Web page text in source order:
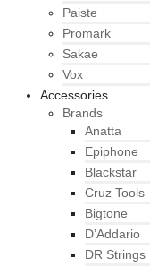
Paiste
Promark
Sakae
Vox
Accessories
Brands
Anatta
Epiphone
Blackstar
Cruz Tools
Bigtone
D’Addario
DR Strings